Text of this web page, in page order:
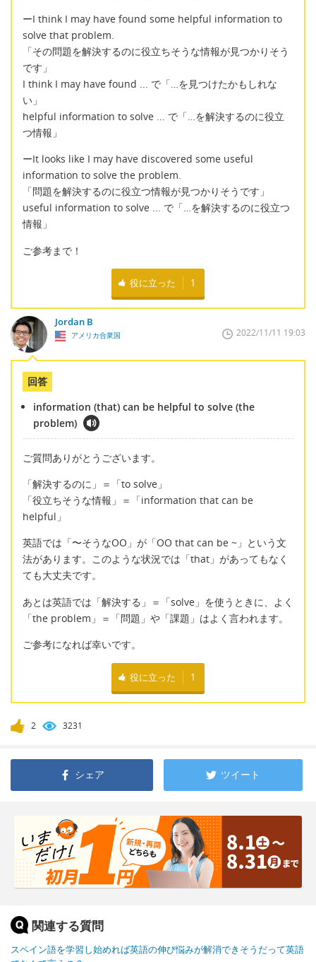
ーI think I may have found some helpful information to
solve that problem.
「その問題を解決するのに役立ちそうな情報が見つかりそう
です」
I think I may have found ... で「…を見つけたかもしれな
い」
helpful information to solve ... で「…を解決するのに役立
つ情報」
ーIt looks like I may have discovered some useful
information to solve the problem.
「問題を解決するのに役立つ情報が見つかりそうです」
useful information to solve ... で「…を解決するのに役立つ
情報」
ご参考まで！
役に立った 1
Jordan B
アメリカ合衆国 2022/11/11 19:03
回答
information (that) can be helpful to solve (the
problem)
ご質問ありがとうございます。
「解決するのに」＝「to solve」
「役立ちそうな情報」＝「information that can be
helpful」
英語では「〜そうなOO」が「OO that can be ~」という文
法があります。このような状況では「that」があってもなく
ても大丈夫です。
あとは英語では「解決する」＝「solve」を使うときに、よく
「the problem」＝「問題」や「課題」はよく言われます。
ご参考になれば幸いです。
役に立った 1
2 3231
シェア ツイート
関連する質問
スペイン語を学習し始めれば英語の伸び悩みが解消できそうだって英語